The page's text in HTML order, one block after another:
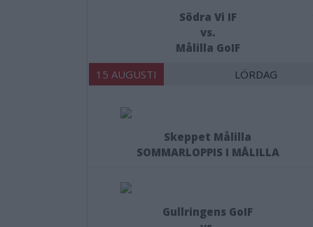
Södra Vi IF
vs.
Målilla GoIF
15 AUGUSTI LÖRDAG
Skeppet Målilla
SOMMARLOPPIS I MÅLILLA
Gullringens GoIF